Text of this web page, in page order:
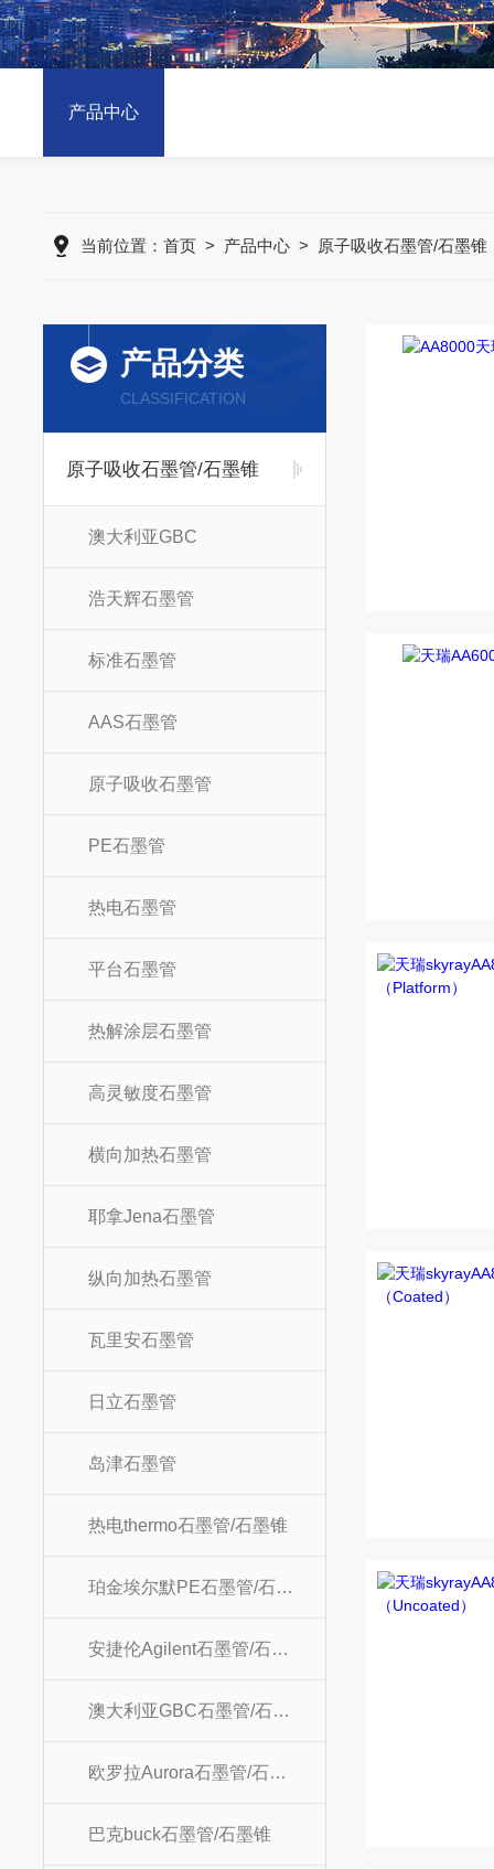
产品中心
当前位置： 首页 > 产品中心 > 原子吸收石墨管/石墨锥
产品分类
CLASSIFICATION
原子吸收石墨管/石墨锥
澳大利亚GBC
浩天辉石墨管
标准石墨管
AAS石墨管
原子吸收石墨管
PE石墨管
热电石墨管
平台石墨管
热解涂层石墨管
高灵敏度石墨管
横向加热石墨管
耶拿Jena石墨管
纵向加热石墨管
瓦里安石墨管
日立石墨管
岛津石墨管
热电thermo石墨管/石墨锥
珀金埃尔默PE石墨管/石墨锥
安捷伦Agilent石墨管/石墨锥
澳大利亚GBC石墨管/石墨锥
欧罗拉Aurora石墨管/石墨锥
巴克buck石墨管/石墨锥